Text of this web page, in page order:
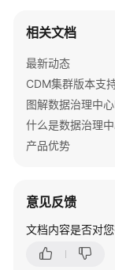
最
实
践
API
参
考
参
考
相关文档
最新动态
CDM集群版本支
图解数据治理中
什么是数据治理
产品优势
意见反馈
文档内容是否对您